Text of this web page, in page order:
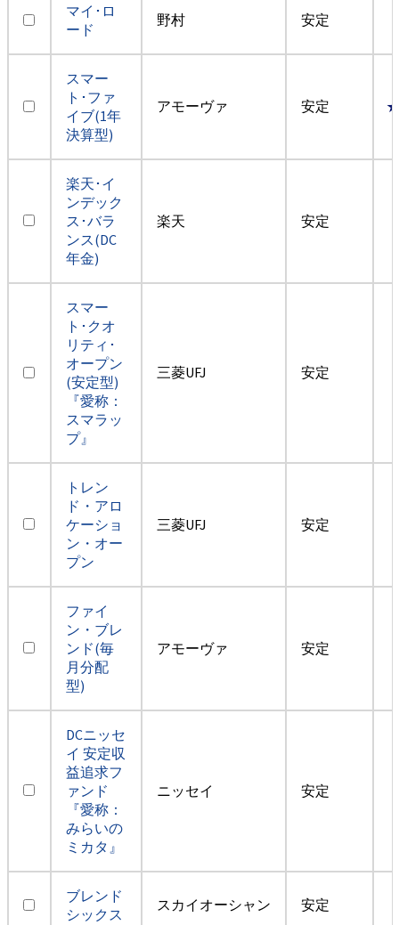
マイ･ロ
ード
野村 安定
スマー
ト･ファ
イブ(1年
決算型)
アモーヴァ 安定
楽天･イ
ンデック
ス･バラ
ンス(DC
年金)
楽天 安定
スマー
ト･クオ
リティ･
オープン
(安定型)
『愛称：
スマラッ
プ』
三菱UFJ 安定
トレン
ド・アロ
ケーショ
ン・オー
プン
三菱UFJ 安定
ファイ
ン・ブレ
ンド(毎
月分配
型)
アモーヴァ 安定
DCニッセ
イ 安定収
益追求フ
ァンド
『愛称：
みらいの
ミカタ』
ニッセイ 安定
ブレンド
シックス
スカイオーシャン 安定